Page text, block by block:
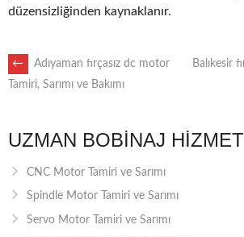
düzensizliğinden kaynaklanır.
POST
←
Adıyaman fırçasız dc motor
Tamiri, Sarımı ve Bakımı
Balıkesir
UZMAN BOBINAJ
CNC Motor Tamiri ve Sarımı
Spindle Motor Tamiri ve Sarımı
Servo Motor Tamiri ve Sarımı